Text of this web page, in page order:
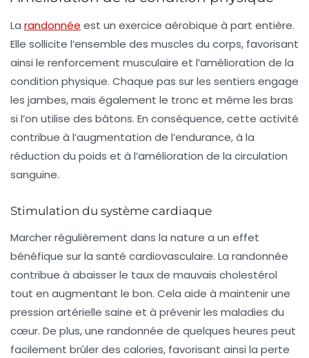
La randonnée est un exercice aérobique à part entière.
Elle sollicite l’ensemble des muscles du corps, favorisant
ainsi le renforcement musculaire et l’amélioration de la
condition physique. Chaque pas sur les sentiers engage
les jambes, mais également le tronc et même les bras
si l’on utilise des bâtons. En conséquence, cette activité
contribue à l’augmentation de l’endurance, à la
réduction du poids et à l’amélioration de la circulation
sanguine.
Stimulation du système cardiaque
Marcher régulièrement dans la nature a un effet
bénéfique sur la santé cardiovasculaire. La randonnée
contribue à abaisser le taux de mauvais cholestérol
tout en augmentant le bon. Cela aide à maintenir une
pression artérielle saine et à prévenir les maladies du
cœur. De plus, une randonnée de quelques heures peut
facilement brûler des calories, favorisant ainsi la perte